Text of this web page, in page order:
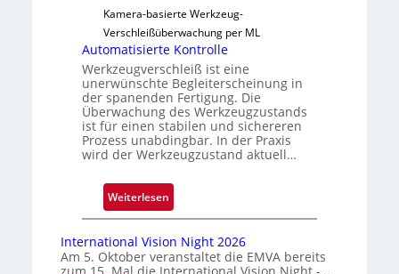
l
ä
s
s
g
e
D
r
c
k
a
r
Kamera-basierte Werkzeug-
Verschleißüberwachung per ML
Automatisierte Kontrolle
Werkzeugverschleiß ist eine
unerwünschte Begleiterscheinung in
der spanenden Fertigung. Die
Überwachung des Werkzeugzustands
ist für einen stabilen und sichereren
Prozess unabdingbar. In der Praxis
wird der Werkzeugzustand aktuell…
Weiterlesen:
A
t
International Vision Night 2026
Am 5. Oktober veranstaltet die EMVA bereits